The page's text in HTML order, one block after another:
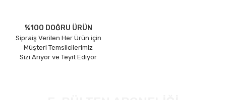
%100 DOĞRU ÜRÜN
Sipraiş Verilen Her Ürün için
Müşteri Temsilcilerimiz
Sizi Arıyor ve Teyit Ediyor